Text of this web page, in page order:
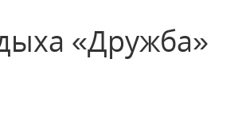
«Дружба»